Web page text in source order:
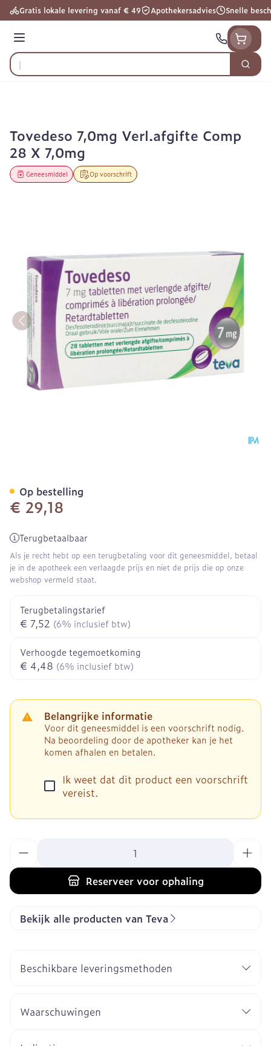
Ga naar de inhoud
Gratis lokale levering vanaf € 49 Apothekersadvies Snelle
Menu
Product, merk, categorie...
Zoek
Tovedeso 7,0mg Verl.afgifte Comp
28 X 7,0mg
Op voorschrift
Geneesmiddel
€ 29,18
Terugbetaalbaar
Als je recht hebt op een terugbetaling voor dit geneesmiddel, betaal
je in de apotheek een verlaagde prijs en niet de prijs die op onze
webshop vermeld staat.
Terugbetalingstarief
€ 7,52 (6% inclusief btw)
Verhoogde tegemoetkoming
€ 4,48 (6% inclusief btw)
Belangrijke informatie
Voor dit geneesmiddel is een voorschrift nodig.
Na beoordeling door de apotheker kan je het
komen afhalen en betalen.
Ik weet dat dit product een voorschrift
vereist.
Reserveervoor ophaling
Op bestelling
Bekijk alle producten van Teva
Beschikbare leveringsmethoden
Waarschuwingen